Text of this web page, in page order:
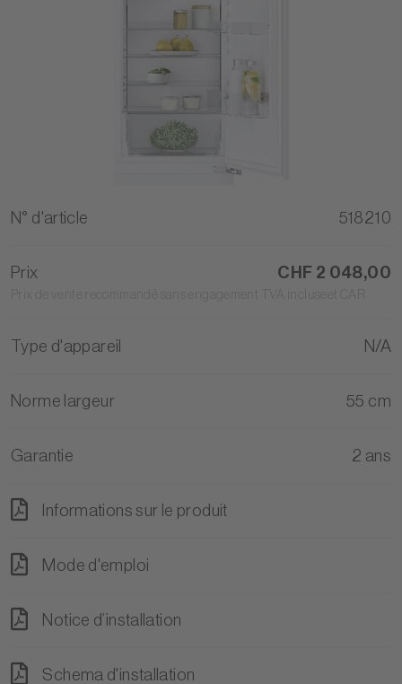
N° d'article 518210
Prix CHF 2 048,00
Type d'appareil N/A
Norme largeur 55 cm
Garantie 2 ans
Informations sur le produit
Mode d'emploi
Notice d’installation
Schema d'installation